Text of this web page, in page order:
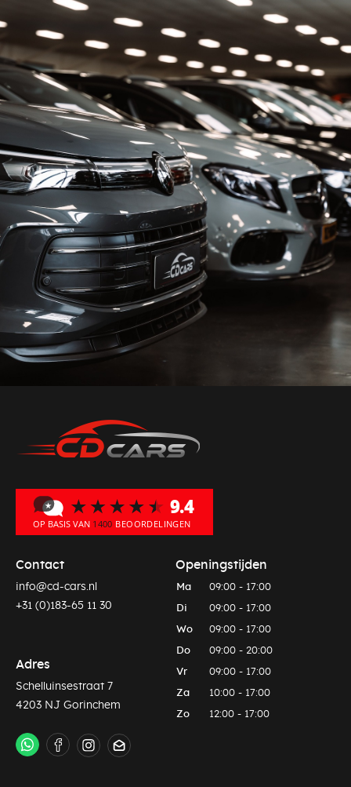
Contact
info@cd-cars.nl
+31 (0)183-65 11 30
Adres
Schelluinsestraat 7
4203 NJ Gorinchem
Openingstijden
Ma 09:00 - 17:00
Di 09:00 - 17:00
Wo 09:00 - 17:00
Do 09:00 - 20:00
Vr 09:00 - 17:00
Za 10:00 - 17:00
Zo 12:00 - 17:00